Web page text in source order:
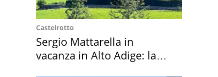
Castelrotto
Sergio Mattarella in
vacanza in Alto Adige: la